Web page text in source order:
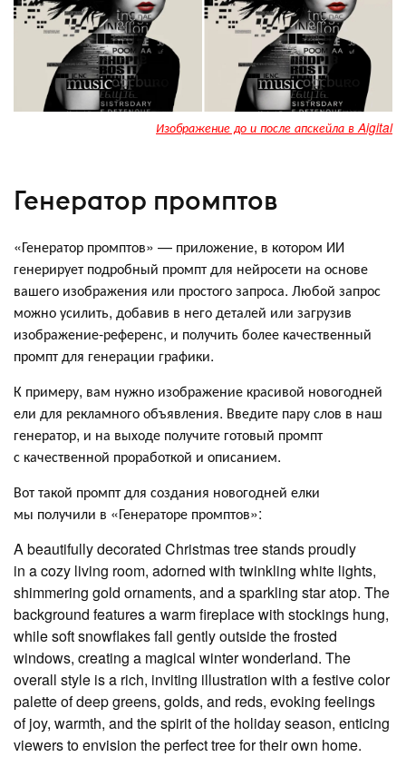
Изображение до и после апскейла в Aigital
Генератор промптов
«Генератор промптов» — приложение, в котором ИИ
генерирует подробный промпт для нейросети на основе
вашего изображения или простого запроса. Любой запрос
можно усилить, добавив в него деталей или загрузив
изображение-референс, и получить более качественный
промпт для генерации графики.
К примеру, вам нужно изображение красивой новогодней
ели для рекламного объявления. Введите пару слов в наш
генератор, и на выходе получите готовый промпт
с качественной проработкой и описанием.
Вот такой промпт для создания новогодней елки
мы получили в «Генераторе промптов»:
A beautifully decorated Christmas tree stands proudly
in a cozy living room, adorned with twinkling white lights,
shimmering gold ornaments, and a sparkling star atop. The
background features a warm fireplace with stockings hung,
while soft snowflakes fall gently outside the frosted
windows, creating a magical winter wonderland. The
overall style is a rich, inviting illustration with a festive color
palette of deep greens, golds, and reds, evoking feelings
of joy, warmth, and the spirit of the holiday season, enticing
viewers to envision the perfect tree for their own home.